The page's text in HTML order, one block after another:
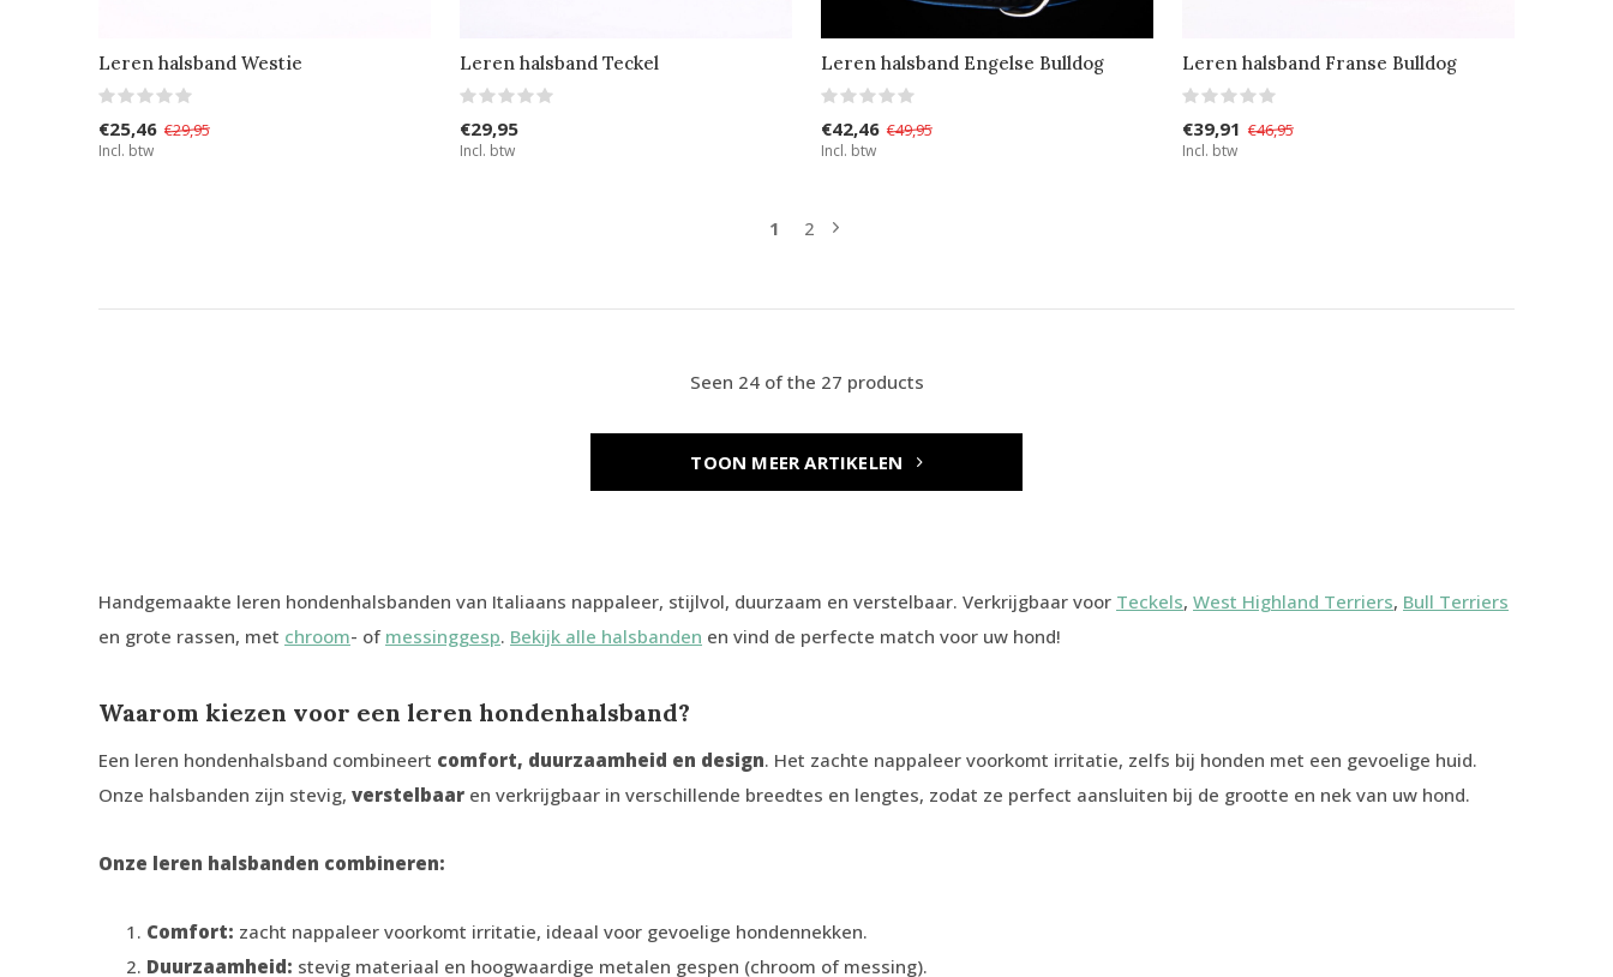
Leren halsband Westie
€25,46 €29,95
Incl. btw
Leren halsband Teckel
€29,95
Incl. btw
Leren halsband Engelse Bulldog
€42,46 €49,95
Incl. btw
Leren halsband Franse Bulldog
€39,91 €46,95
Incl. btw
1 2
Seen 24 of the 27 products
TOON MEER ARTIKELEN
Handgemaakte leren hondenhalsbanden van Italiaans nappaleer, stijlvol, duurzaam en verstelbaar. Verkrijgbaar voor Teckels, West Highland Terriers, Bull Terriers
en grote rassen, met chroom- of messinggesp. Bekijk alle halsbanden en vind de perfecte match voor uw hond!
Waarom kiezen voor een leren hondenhalsband?
Een leren hondenhalsband combineert comfort, duurzaamheid en design. Het zachte nappaleer voorkomt irritatie, zelfs bij honden met een gevoelige huid.
Onze halsbanden zijn stevig, verstelbaar en verkrijgbaar in verschillende breedtes en lengtes, zodat ze perfect aansluiten bij de grootte en nek van uw hond.
Onze leren halsbanden combineren:
Comfort: zacht nappaleer voorkomt irritatie, ideaal voor gevoelige hondennekken.
Duurzaamheid: stevig materiaal en hoogwaardige metalen gespen (chroom of messing).